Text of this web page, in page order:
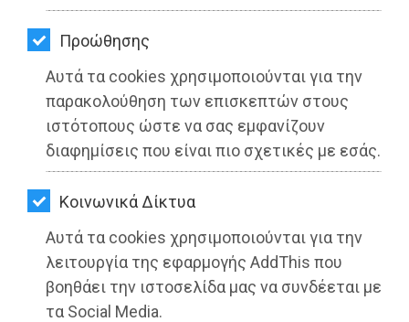
Προώθησης
Αυτά τα cookies χρησιμοποιούνται για την
παρακολούθηση των επισκεπτών στους
ιστότοπους ώστε να σας εμφανίζουν
διαφημίσεις που είναι πιο σχετικές με εσάς.
Kοινωνικά Δίκτυα
Αυτά τα cookies χρησιμοποιούνται για την
λειτουργία της εφαρμογής AddThis που
βοηθάει την ιστοσελίδα μας να συνδέεται με
τα Social Media.
ΚΑΤΟΙΚΙΔΙΟ
ΑΓΓΕΛΙΕΣ
ΕΦΗΜΕΡΙΔΕΣ
OΔΗΓΟΣ
ΑΓΟΡΑΣ
ΨΙΘΥΡΟΙ
ΑΠΟΣΤΟΛΗ
ΑΡΘΡΩΝ
Ο Ο.Λ.Ρ. καθάρισε τις παραλίες της
Ραφήνας
Διαβάστηκε 2895 φορές
27-05-2025
Από τo Dimotisnews